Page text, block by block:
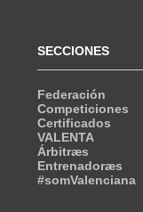
SECCIONES
Federación
Competiciones
Certificados
VALENTA
Árbitræs
Entrenadoræs
#somValenciana